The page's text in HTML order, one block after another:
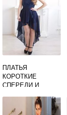
ПЛАТЬЯ
КОРОТКИЕ
СПЕРЕДИ И